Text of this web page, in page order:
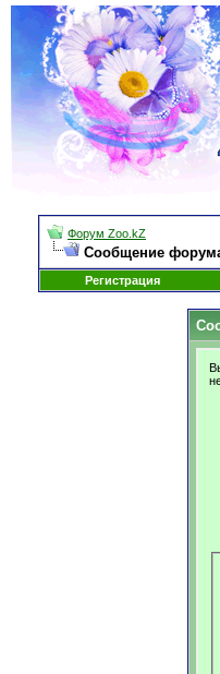
Форум Zoo.kZ
Сообщение
Регистрация